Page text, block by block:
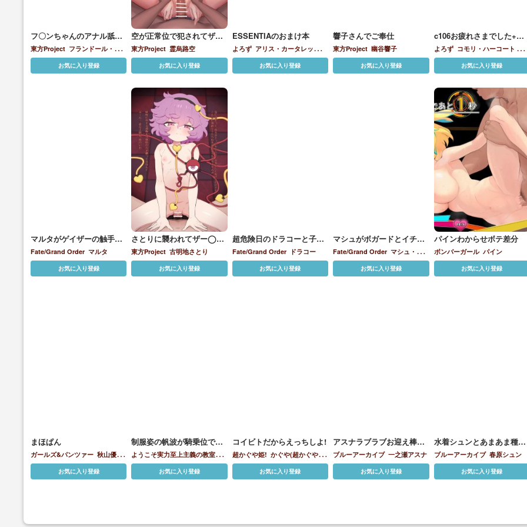
フ〇ンちゃんのアナル舐め
報告…
東方Project フランドール・ス
カーレット
お気に入り登録
空が正常位で犯されてザー
◯ンをぶっかけられちゃ
う!!
東方Project 霊烏路空
お気に入り登録
ESSENTIAのおまけ本
よろず アリス・カータレット 島
風真紅矢澤にこ
お気に入り登録
響子さんでご奉仕
東方Project 幽谷響子
お気に入り登録
c106お疲れさまでした+コ
ピ本
よろず コモリ・ハーコート 戌
とこ戌神ころね栞葉るり
お気に入り登録
マルタがゲイザーの触手チ
◯ポで犯されて孕ませられ
ちゃう♡
Fate/Grand Order マルタ
お気に入り登録
さとりに襲われてザー◯ン
を搾り取られちゃう!!
東方Project 古明地さとり
お気に入り登録
超危険日のドラコーと子作
りSEX♡
Fate/Grand Order ドラコー
お気に入り登録
マシュがボガードとイチャ
ラブH
Fate/Grand Order マシュ・キ
リエライト
お気に入り登録
パインわからせボテ差分
ボンバーガール パイン
お気に入り登録
まほぱん
ガールズ&パンツァー 秋山優花
里西住まほ西住みほ
お気に入り登録
制服姿の帆波が騎乗位でハ
メて搾精しちゃう!!
ようこそ実力至上主義の教室へ
一之瀬帆波
お気に入り登録
コイビトだからえっちしよ!
超かぐや姫! かぐや(超かぐや
姫!)酒寄彩葉
お気に入り登録
アスナラブラブお迎え棒セ
ックス
ブルーアーカイブ 一之瀬アスナ
お気に入り登録
水着シュンとあまあま種付
けえっち
ブルーアーカイブ 春原シュン
お気に入り登録